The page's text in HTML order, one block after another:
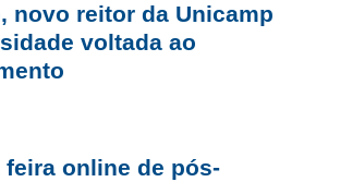
DE ÉTICA
novo reitor da Unicamp
voltada ao
feira online de pós-